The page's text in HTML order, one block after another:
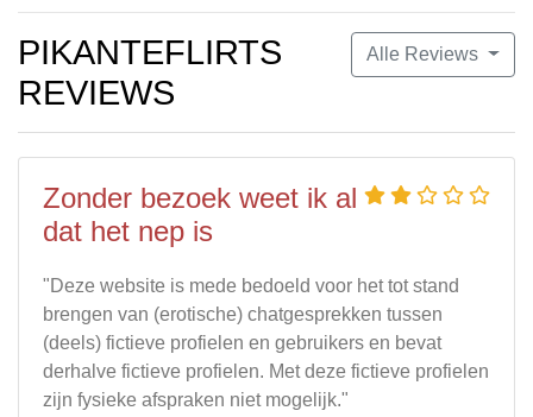
Alle Reviews
PIKANTEFLIRTS
REVIEWS
Zonder bezoek weet ik al
dat het nep is
"Deze website is mede bedoeld voor het tot stand
brengen van (erotische) chatgesprekken tussen
(deels) fictieve profielen en gebruikers en bevat
derhalve fictieve profielen. Met deze fictieve profielen
zijn fysieke afspraken niet mogelijk."